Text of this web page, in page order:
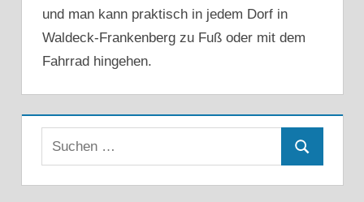
und man kann praktisch in jedem Dorf in
Waldeck-Frankenberg zu Fuß oder mit dem
Fahrrad hingehen.
Suchen